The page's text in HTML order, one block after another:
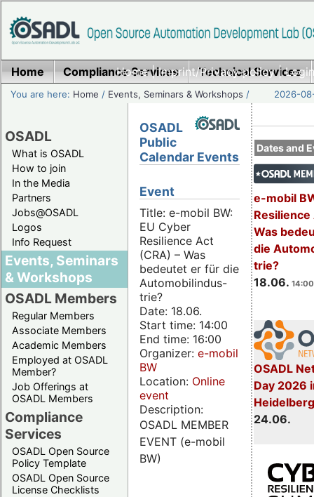
Home|Imprint/Privacy policy|
Home Compliance Services Technical Services
You are here: Home / Events, Seminars & Workshops / 2026-
OSADL
What is OSADL
How to join
In the Media
Partners
Jobs@OSADL
Logos
Info Request
Events, Seminars
& Workshops
OSADL Members
Regular Members
Associate Members
Academic Members
Employed at OSADL
Member?
Job Offerings at
OSADL Members
Compliance
Services
OSADL Open Source
Policy Template
OSADL Open Source
License Checklists
Dates and
e-mobil
Resilience
Was
die
trie?
18.06.
OSADL
Day 2026
24.06.
OSADL
Public
Calendar Events
Event
Title: e-mobil BW:
EU Cyber
Resilience Act
(CRA) – Was
bedeutet er für die
Automobilindus-
trie?
Date: 18.06.
Start time: 14:00
End time: 16:00
Organizer: e-mobil
BW
Location: Online
event
Description:
OSADL MEMBER
EVENT (e-mobil
BW)